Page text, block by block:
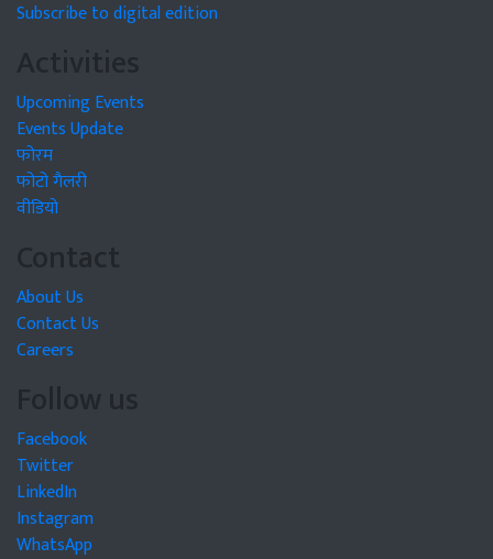
Subscribe to digital edition
Activities
Upcoming Events
Events Update
फोरम
फोटो गैलरी
वीडियो
Contact
About Us
Contact Us
Careers
Follow us
Facebook
Twitter
LinkedIn
Instagram
WhatsApp